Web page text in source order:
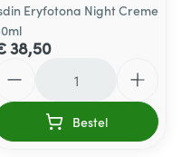
Eryfotona Night Creme
38,50
Bestel